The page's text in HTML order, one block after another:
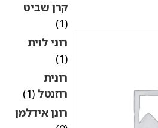
קרן שביט
רוני לוית
רונית
רוזנטל(1)
רונן אידלמן